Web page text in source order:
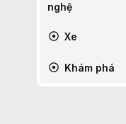
nghệ
Xe
Khám phá